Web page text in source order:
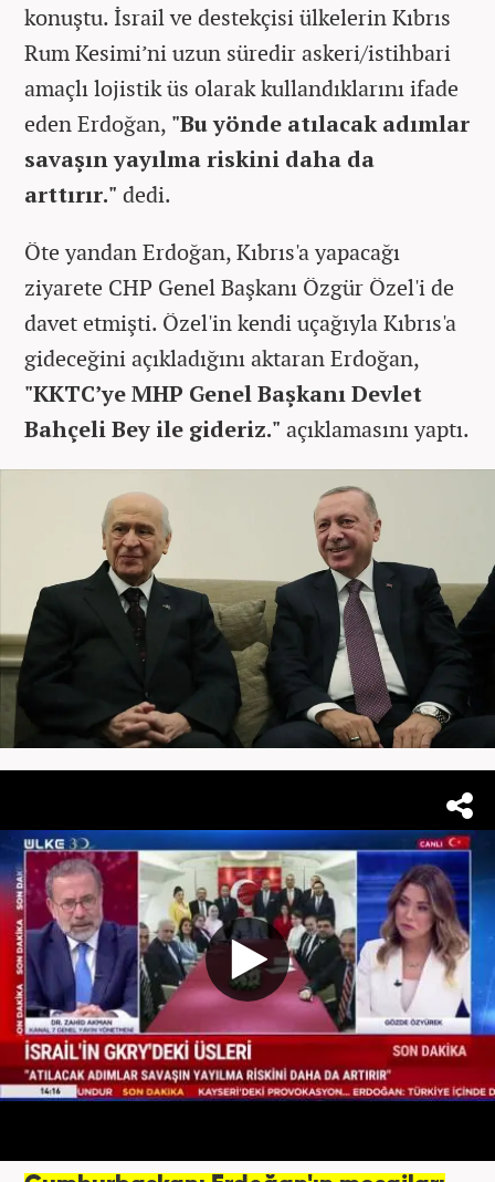
konuştu. İsrail ve destekçisi ülkelerin Kıbrıs
Rum Kesimi’ni uzun süredir askeri/istihbari
amaçlı lojistik üs olarak kullandıklarını ifade
eden Erdoğan, "Bu yönde atılacak adımlar
savaşın yayılma riskini daha da
arttırır." dedi.
Öte yandan Erdoğan, Kıbrıs'a yapacağı
ziyarete CHP Genel Başkanı Özgür Özel'i de
davet etmişti. Özel'in kendi uçağıyla Kıbrıs'a
gideceğini açıkladığını aktaran Erdoğan,
"KKTC’ye MHP Genel Başkanı Devlet
Bahçeli Bey ile gideriz." açıklamasını yaptı.